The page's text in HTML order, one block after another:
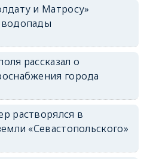
и Матросу»
водопады
рассказал о
города
растворялся в
«Севастопольского»